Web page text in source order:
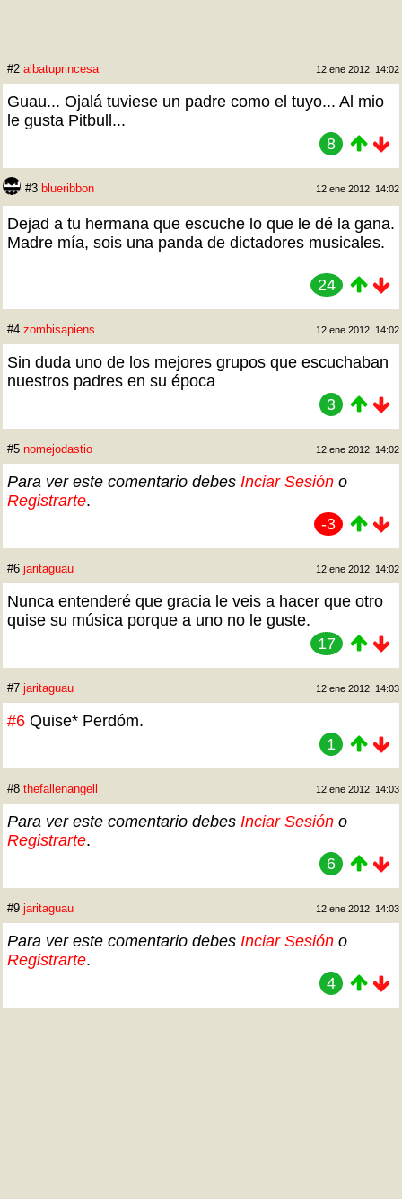
#2 albatuprincesa 12 ene 2012, 14:02
Guau... Ojalá tuviese un padre como el tuyo... Al mio
le gusta Pitbull...
8
#3 blueribbon 12 ene 2012, 14:02
Dejad a tu hermana que escuche lo que le dé la gana.
Madre mía, sois una panda de dictadores musicales.
24
#4 zombisapiens 12 ene 2012, 14:02
Sin duda uno de los mejores grupos que escuchaban
nuestros padres en su época
3
#5 nomejodastio 12 ene 2012, 14:02
Para ver este comentario debes Inciar Sesión o
Registrarte.
-3
#6 jaritaguau 12 ene 2012, 14:02
Nunca entenderé que gracia le veis a hacer que otro
quise su música porque a uno no le guste.
17
#7 jaritaguau 12 ene 2012, 14:03
#6 Quise* Perdóm.
1
#8 thefallenangell 12 ene 2012, 14:03
Para ver este comentario debes Inciar Sesión o
Registrarte.
6
#9 jaritaguau 12 ene 2012, 14:03
Para ver este comentario debes Inciar Sesión o
Registrarte.
4